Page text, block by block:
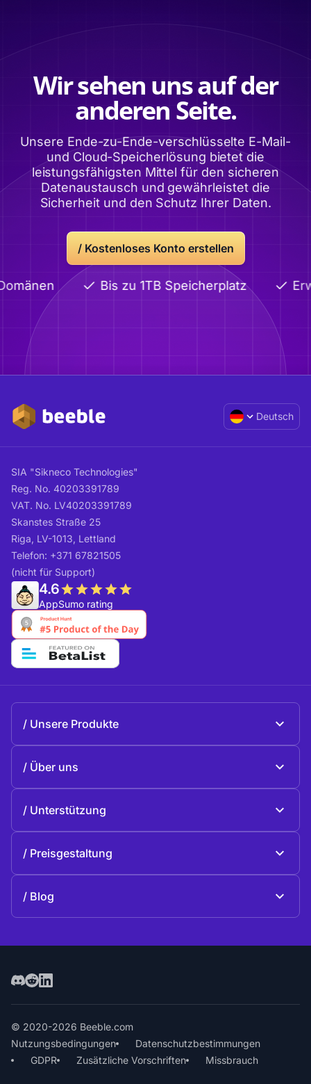
Wir sehen uns auf der
anderen Seite.
Unsere Ende-zu-Ende-verschlüsselte E-Mail-
und Cloud-Speicherlösung bietet die
leistungsfähigsten Mittel für den sicheren
Datenaustausch und gewährleistet die
Sicherheit und den Schutz Ihrer Daten.
/ Kostenloses Konto erstellen
Bis zu 1TB Speicherplatz
Deutsch
SIA "Sikneco Technologies"
Reg. No. 40203391789
VAT. No. LV40203391789
Skanstes Straße 25
Riga, LV-1013, Lettland
Telefon: +371 67821505
(nicht für Support)
4.6
AppSumo rating
Unsere Produkte
Über uns
Geschichte
Unterstützung
Kontakte
Preisgestaltung
Blog
© 2020-2026 Beeble.com
Nutzungsbedingungen
Datenschutzbestimmungen
GDPR
Zusätzliche Vorschriften Missbrauch